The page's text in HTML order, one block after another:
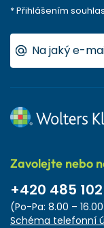
* Přihlášením
Zavolejte nebo
+420 485
(Po-Pa: 8.00 –
Schéma telefonní